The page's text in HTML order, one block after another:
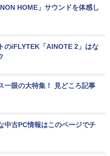
HOME」サウンドを体感し
のiFLYTEK「AINOTE 2」はな
一眼の大特集！ 見どころ記事
中古PC情報はこのページでチ